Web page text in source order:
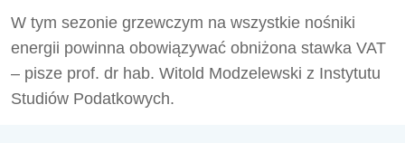
W tym sezonie grzewczym na wszystkie nośniki
energii powinna obowiązywać obniżona stawka VAT
– pisze prof. dr hab. Witold Modzelewski z Instytutu
Studiów Podatkowych.